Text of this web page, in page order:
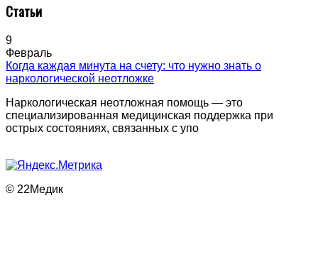
Статьи
9
Февраль
Когда каждая минута на счету: что нужно знать о
наркологической неотложке
Наркологическая неотложная помощь — это
специализированная медицинская поддержка при
острых состояниях, связанных с упо
© 22Медик